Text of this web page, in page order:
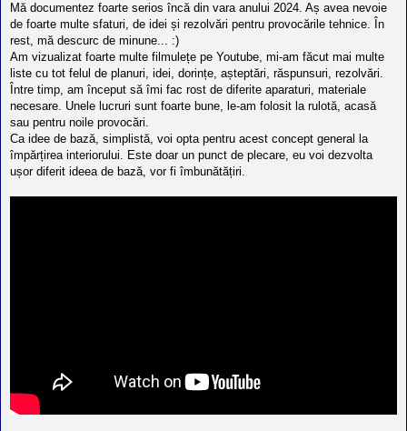
r
u
l
o
t
e
d
i
n
R
o
m
n
Mă documentez foarte serios încă din vara anului 2024. Aș avea nevoie
de foarte multe sfaturi, de idei și rezolvări pentru provocările tehnice. În
rest, mă descurc de minune... :)
Am vizualizat foarte multe filmulețe pe Youtube, mi-am făcut mai multe
liste cu tot felul de planuri, idei, dorințe, așteptări, răspunsuri, rezolvări.
Între timp, am început să îmi fac rost de diferite aparaturi, materiale
necesare. Unele lucruri sunt foarte bune, le-am folosit la rulotă, acasă
sau pentru noile provocări.
Ca idee de bază, simplistă, voi opta pentru acest concept general la
împărțirea interiorului. Este doar un punct de plecare, eu voi dezvolta
ușor diferit ideea de bază, vor fi îmbunătățiri.